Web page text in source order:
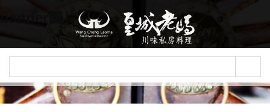
Jump to navigation